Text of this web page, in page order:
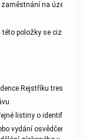
na území
položky se cizincem
Rejstříku trestů
listinyo identifikaci
vydání osvědčení o